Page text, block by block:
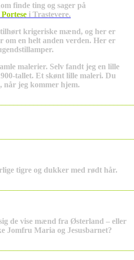
finde ting og sager på
i Trastevere.
krigeriske mænd, og her er
om en helt anden verden. Her er
malerier. Selv fandt jeg en lille
tallet. Et skønt lille maleri. Du
når jeg kommer hjem.
tigre og dukker med rødt hår.
de vise mænd fra Østerland – eller
Jomfru Maria og Jesusbarnet?